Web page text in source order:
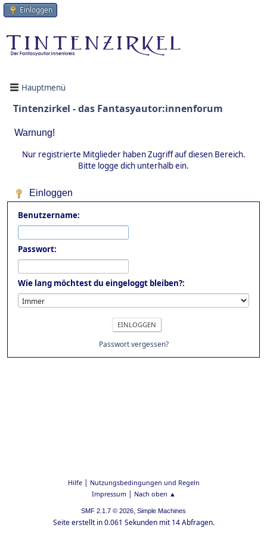
Einloggen
Hauptmenü
Tintenzirkel - das Fantasyautor:innenforum
Warnung!
Nur registrierte Mitglieder haben Zugriff auf diesen Bereich.
Bitte logge dich unterhalb ein.
Einloggen
Benutzername:
Passwort:
Wie lang möchtest du eingeloggt bleiben?:
Passwort vergessen?
Hilfe| Nutzungsbedingungen und Regeln
Impressum| Nach oben ▲
SMF 2.1.7 © 2026, Simple Machines
Seite erstellt in 0.061 Sekunden mit 14 Abfragen.